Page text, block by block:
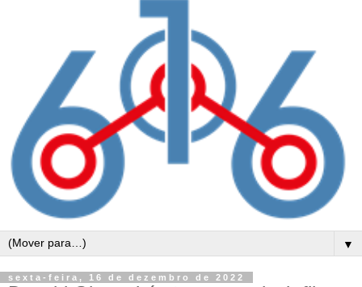
▼
sexta-feira, 16 de dezembro de 2022